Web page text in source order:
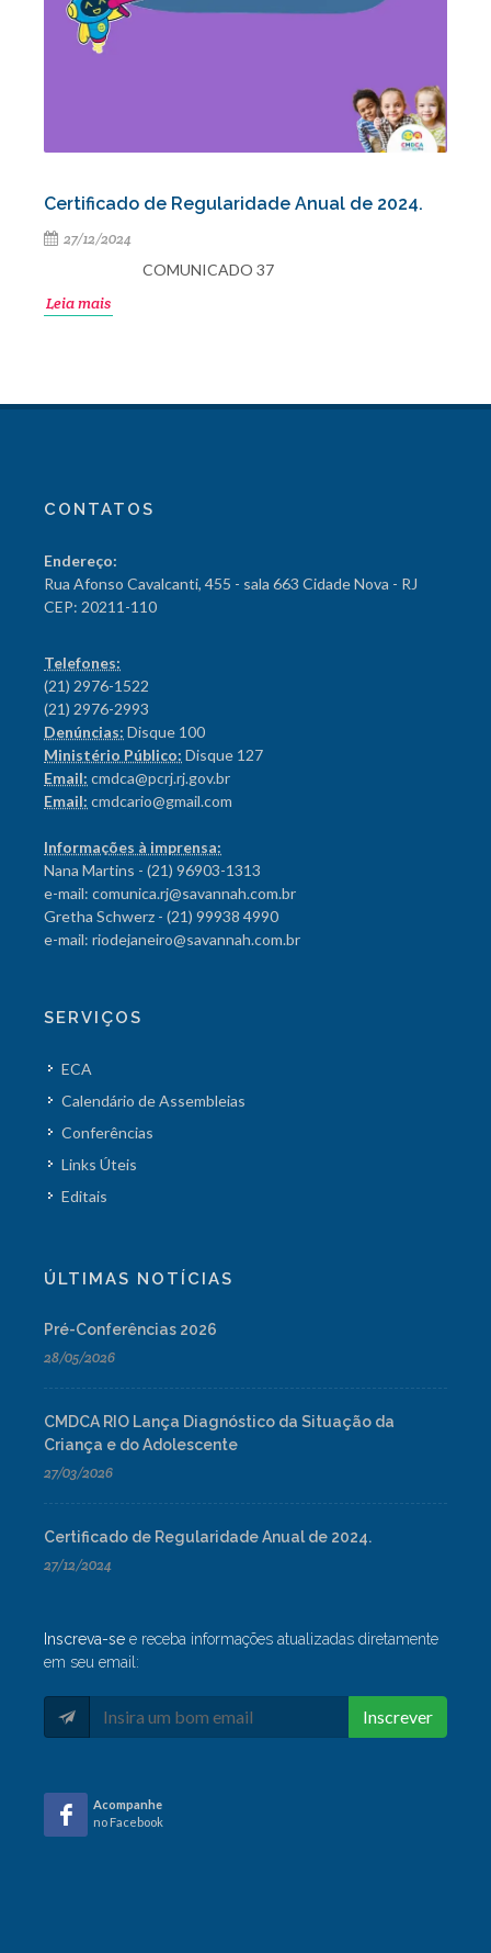
Certificado de Regularidade Anual de 2024.
27/12/2024
COMUNICADO 37
Leia mais
CONTATOS
Endereço:
Rua Afonso Cavalcanti, 455 - sala 663 Cidade Nova - RJ
CEP: 20211-110
Telefones:
(21) 2976-1522
(21) 2976-2993
Denúncias: Disque 100
Ministério Público: Disque 127
Email: cmdca@pcrj.rj.gov.br
Email: cmdcario@gmail.com
Informações à imprensa:
Nana Martins - (21) 96903-1313
e-mail: comunica.rj@savannah.com.br
Gretha Schwerz - (21) 99938 4990
e-mail: riodejaneiro@savannah.com.br
SERVIÇOS
ECA
Calendário de Assembleias
Conferências
Links Úteis
Editais
ÚLTIMAS NOTÍCIAS
Pré-Conferências 2026
28/05/2026
CMDCA RIO Lança Diagnóstico da Situação da
Criança e do Adolescente
27/03/2026
Certificado de Regularidade Anual de 2024.
27/12/2024
Inscreva-se e receba informações atualizadas diretamente
em seu email:
Inscrever
Acompanhe
no Facebook